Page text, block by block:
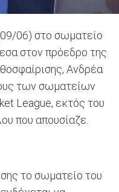
06) στο σωματείο
στον πρόεδρο της
Ανδρέα
των σωματείων
League, εκτός του
που απουσίαζε.
το σωματείο του